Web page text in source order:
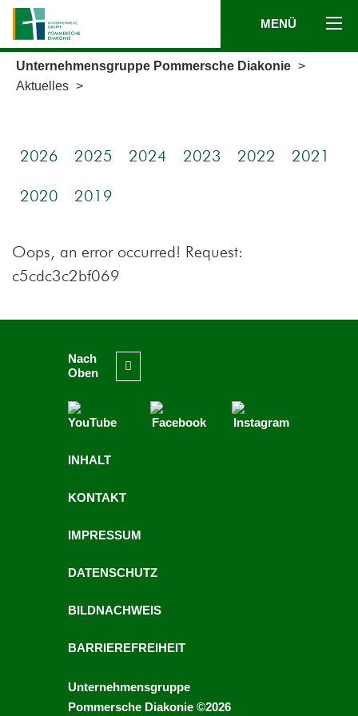
MENÜ
Unternehmensgruppe Pommersche Diakonie >
Aktuelles >
2026 2025 2024 2023 2022 2021
2020 2019
Oops, an error occurred! Request:
c5cdc3c2bf069
Nach
Oben
Unternehmensgruppe
Pommersche Diakonie ©2026
INHALT
KONTAKT
IMPRESSUM
DATENSCHUTZ
BILDNACHWEIS
BARRIEREFREIHEIT